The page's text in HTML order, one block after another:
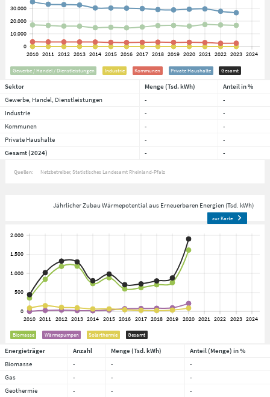
Gewerbe / Handel / Dienstleistungen Industrie Kommunen Private Haushalte Gesamt
Sektor Menge (Tsd. kWh)
Anteil in %
Gewerbe, Handel, Dienstleistungen
-
-
Industrie
-
-
Kommunen
-
-
Private Haushalte
-
-
Gesamt (2024)
- -
Quellen: Netzbetreiber Statistisches Landesamt Rheinland-Pfalz
Jährlicher Zubau Wärmepotential aus Erneuerbaren Energien (Tsd. kWh)
zur Karte
Biomasse Wärmepumpen Solarthermie Gesamt
Energieträger Anzahl Menge (Tsd. kWh)
Anteil (Menge) in %
Biomasse
- -
-
Gas
- -
-
Geothermie
- -
-